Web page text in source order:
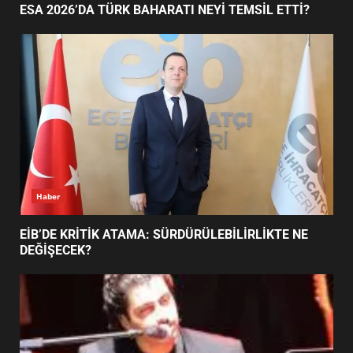
2
NEYİ TEMSİL ETTİ?
3
EİB’DE KRİTİK ATAMA:
SÜRDÜRÜLEBİLİRLİKTE NE
DEĞİŞECEK?
4
EDREMİT’İN GURURU TÜRKİYE
FİNALİNDE NE BAŞARDI?
5
BALIKESİR MÜZELERİNDE SÜRE
UZATILDI: NE DEĞİŞTİ?
Haber
ESA 2026’DA TÜRK BAHARATI NEYİ TEMSİL ETTİ?